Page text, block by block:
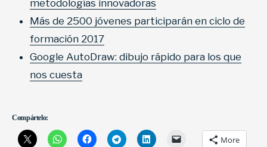
metodologías innovadoras
Más de 2500 jóvenes participarán en ciclo de
formación 2017
Google AutoDraw: dibujo rápido para los que
nos cuesta
Compártelo:
More